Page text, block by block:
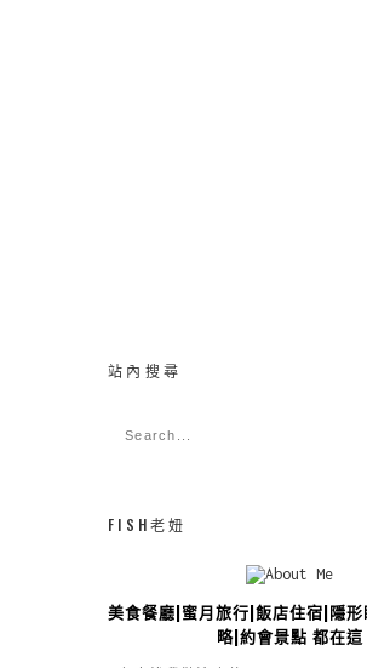
站內搜尋
FISH老妞
美食餐廳|蜜月旅行|飯店住宿|隱形
略|約會景點 都在這